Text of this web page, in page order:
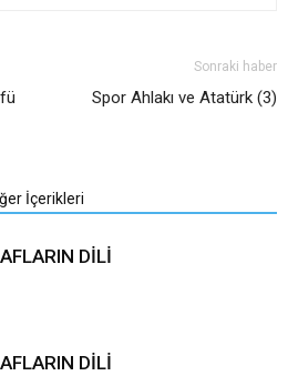
Sonraki haber
Spor Ahlakı ve Atatürk (3)
İçerikleri
DİLİ
DİLİ